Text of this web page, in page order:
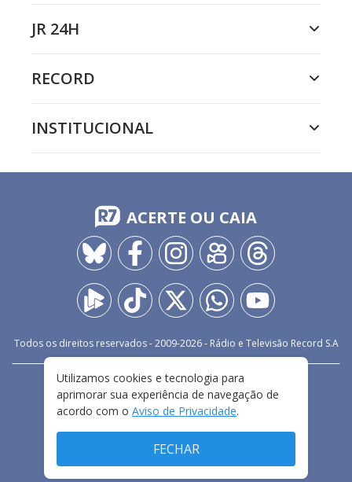
JR 24H
RECORD
INSTITUCIONAL
ACERTE OU CAIA
Todos os direitos reservados - 2009-2026- Rádio e Televisão Record S.A
FALE CONOSCO
PRIVACIDADE
TERMOS E CONDIÇÕES DE USO
Utilizamos cookies e tecnologia para
aprimorar sua experiência de navegação de
acordo com o Aviso de Privacidade.
FECHAR